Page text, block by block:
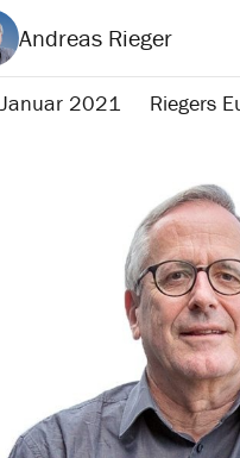
Andreas Rieger
2021 Riegers